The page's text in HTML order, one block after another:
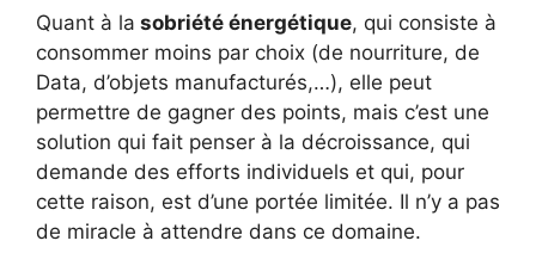
Quant à la sobriété énergétique, qui consiste à
consommer moins par choix (de nourriture, de
Data, d’objets manufacturés,…), elle peut
permettre de gagner des points, mais c’est une
solution qui fait penser à la décroissance, qui
demande des efforts individuels et qui, pour
cette raison, est d’une portée limitée. Il n’y a pas
de miracle à attendre dans ce domaine.